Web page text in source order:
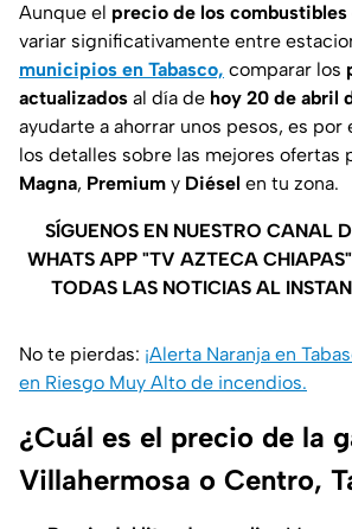
Aunque el precio de los
variar significativamente entre
municipios en Tabasco, comparar los
actualizados al día de hoy 20 de abril
ayudarte a ahorrar unos pesos, es por
los detalles sobre las mejores ofertas
Magna, Premium y Diésel en tu zona.
SÍGUENOS EN NUESTRO CANAL
WHATS APP "TV AZTECA
TODAS LAS NOTICIAS AL
No te pierdas: ¡Alerta Naranja en
en Riesgo Muy Alto de incendios.
¿Cuál es el precio de la
Villahermosa o Centro,